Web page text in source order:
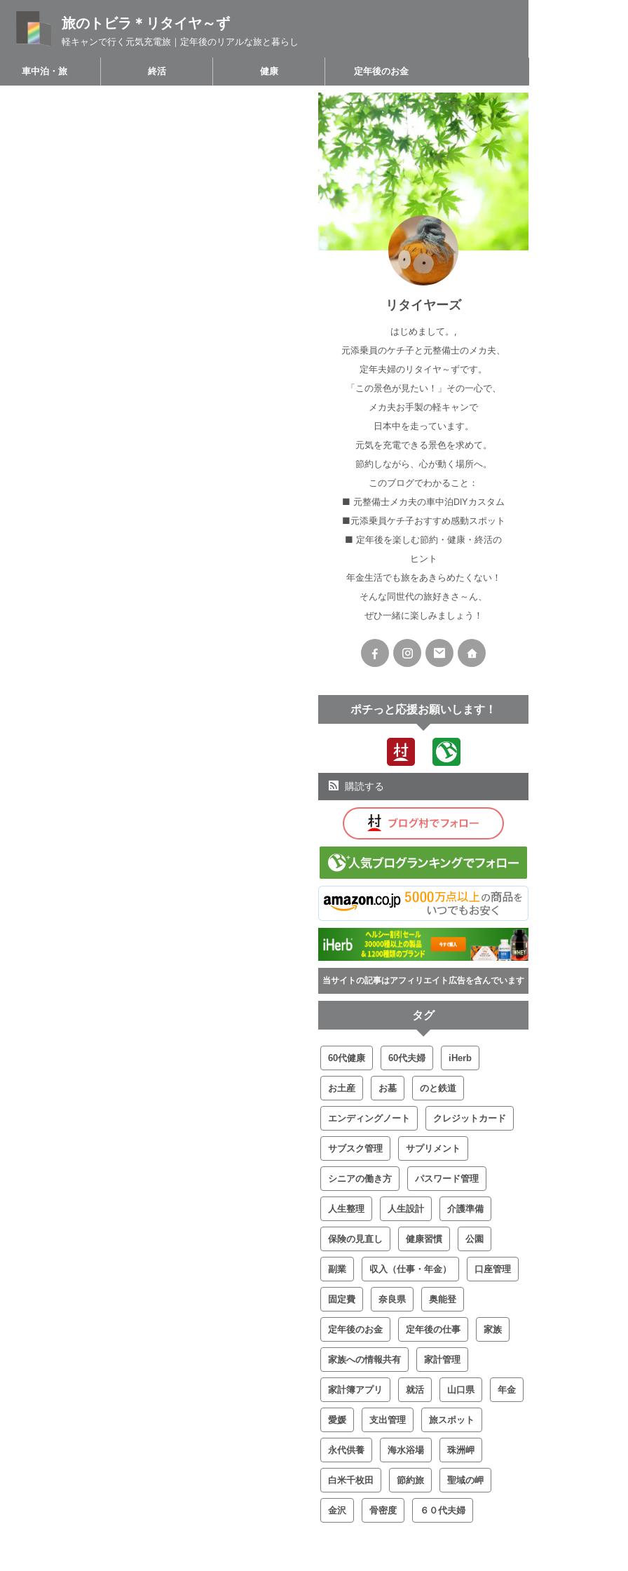
旅のトビラ＊リタイヤ～ず
軽キャンで行く元気充電旅｜定年後のリアルな旅と暮らし
車中泊・旅 終活 健康 定年後のお金
リタイヤーズ
はじめまして。,
元添乗員のケチ子と元整備士のメカ夫、
定年夫婦のリタイヤ～ずです。
「この景色が見たい！」その一心で、
メカ夫お手製の軽キャンで
日本中を走っています。
元気を充電できる景色を求めて。
節約しながら、心が動く場所へ。
このブログでわかること：
■ 元整備士メカ夫の車中泊DIYカスタム
■元添乗員ケチ子おすすめ感動スポット
■ 定年後を楽しむ節約・健康・終活の
ヒント
年金生活でも旅をあきらめたくない！
そんな同世代の旅好きさ～ん、
ぜひ一緒に楽しみましょう！
ポチっと応援お願いします！
購読する
当サイトの記事はアフィリエイト広告を含んでいます
タグ
60代健康 60代夫婦 iHerb
お土産 お墓 のと鉄道
エンディングノート クレジットカード
サブスク管理 サプリメント
シニアの働き方 パスワード管理
人生整理 人生設計 介護準備
保険の見直し 健康習慣 公園
副業 収入（仕事・年金） 口座管理
固定費 奈良県 奥能登
定年後のお金 定年後の仕事 家族
家族への情報共有 家計管理
家計簿アプリ 就活 山口県 年金
愛媛 支出管理 旅スポット
永代供養 海水浴場 珠洲岬
白米千枚田 節約旅 聖域の岬
金沢 骨密度 ６０代夫婦